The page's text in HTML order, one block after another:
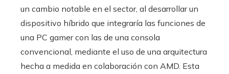
un cambio notable en el sector, al desarrollar un
dispositivo híbrido que integraría las funciones de
una PC gamer con las de una consola
convencional, mediante el uso de una arquitectura
hecha a medida en colaboración con AMD. Esta